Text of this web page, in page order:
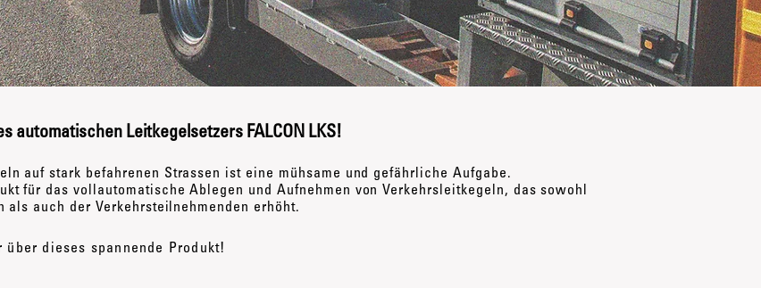
automatischen Leitkegelsetzers FALCON LKS!
auf stark befahrenen Strassen ist eine mühsame und gefährliche Aufgabe.
für das vollautomatische Ablegen und Aufnehmen von Verkehrsleitkegeln, das sowohl
als auch der Verkehrsteilnehmenden erhöht.
dieses spannende Produkt!